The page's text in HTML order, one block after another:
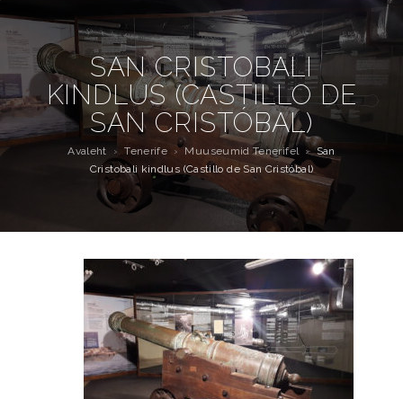
SAN CRISTOBALI
KINDLUS (CASTILLO DE
SAN CRISTÓBAL)
Avaleht › Tenerife › Muuseumid Tenerifel › San
Cristobali kindlus (Castillo de San Cristóbal)